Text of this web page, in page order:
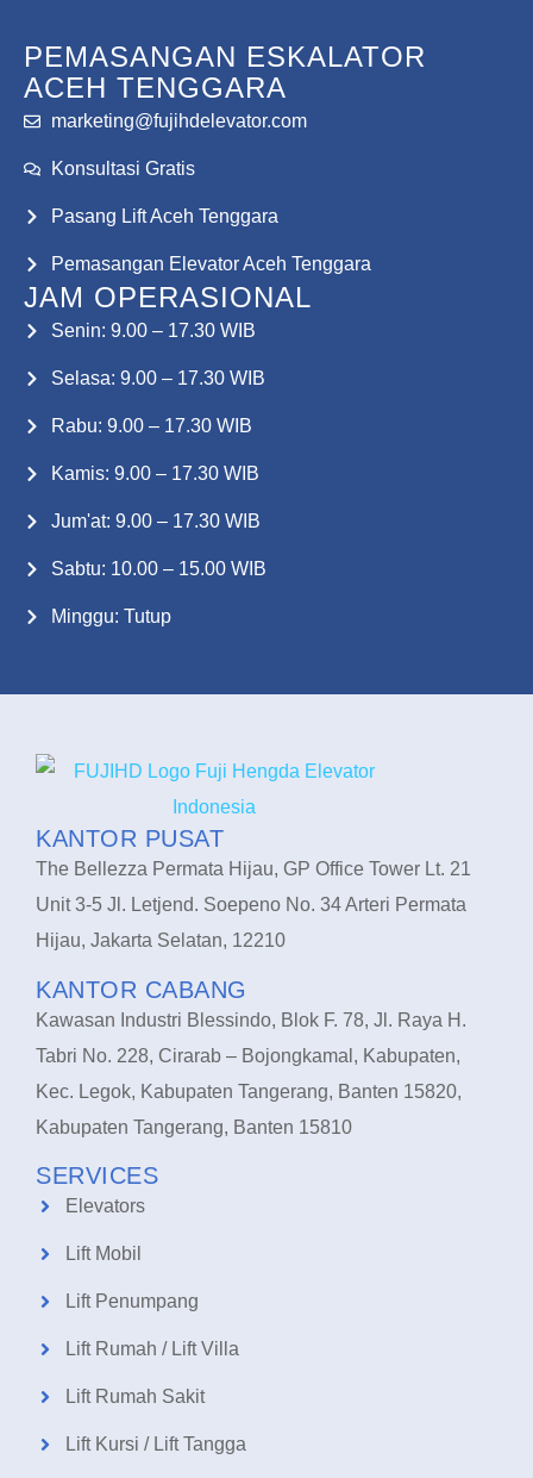
PEMASANGAN ESKALATOR
ACEH TENGGARA
marketing@fujihdelevator.com
Konsultasi Gratis
Pasang Lift Aceh Tenggara
Pemasangan Elevator Aceh Tenggara
JAM OPERASIONAL
Senin: 9.00 – 17.30 WIB
Selasa: 9.00 – 17.30 WIB
Rabu: 9.00 – 17.30 WIB
Kamis: 9.00 – 17.30 WIB
Jum'at: 9.00 – 17.30 WIB
Sabtu: 10.00 – 15.00 WIB
Minggu: Tutup
KANTOR PUSAT
The Bellezza Permata Hijau, GP Office Tower Lt. 21
Unit 3-5 Jl. Letjend. Soepeno No. 34 Arteri Permata
Hijau, Jakarta Selatan, 12210
KANTOR CABANG
Kawasan Industri Blessindo, Blok F. 78, Jl. Raya H.
Tabri No. 228, Cirarab – Bojongkamal, Kabupaten,
Kec. Legok, Kabupaten Tangerang, Banten 15820,
Kabupaten Tangerang, Banten 15810
SERVICES
Elevators
Lift Mobil
Lift Penumpang
Lift Rumah / Lift Villa
Lift Rumah Sakit
Lift Kursi / Lift Tangga